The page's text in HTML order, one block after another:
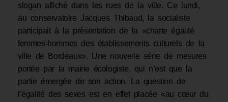
slogan affiché dans les rues de la ville. Ce lundi,
au conservatoire Jacques Thibaud, la socialiste
participait à la présentation de la «charte égalité
femmes-hommes des établissements culturels de la
ville de Bordeaux». Une nouvelle série de mesures
portée par la mairie écologiste, qui n’est que la
partie émergée de son action. La question de
l’égalité des sexes est en effet placée «au cœur du